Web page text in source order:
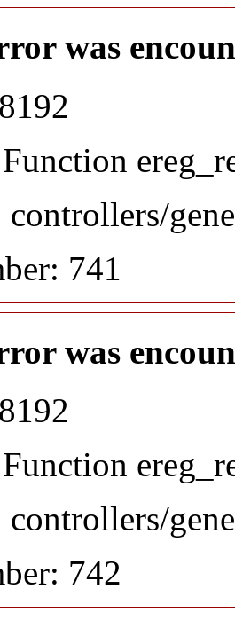
was
controllers/
741
was
controllers/
742